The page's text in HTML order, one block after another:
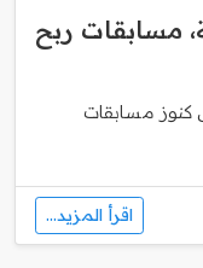
يومية، مسابقات ربح
كنوز مسابقات
اقرأ المزيد...